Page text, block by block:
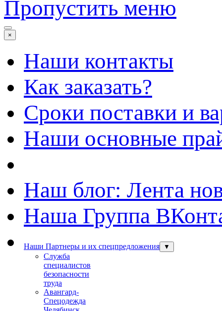
Пропустить меню
×
Наши контакты
Как заказать?
Сроки поставки и
Наши основные
Наш блог: Лента
Наша Группа
Наши Партнеры и их спецпредложения ▼
Служба
специалистов
безопасности
труда
Авангард-
Спецодежда